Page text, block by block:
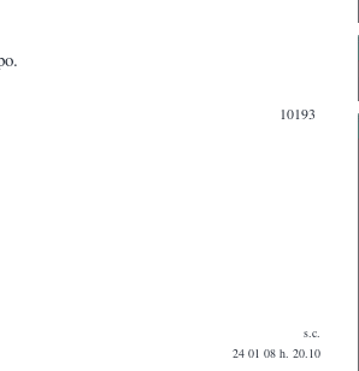
10193
s.c.
24 01 08 h. 20.10